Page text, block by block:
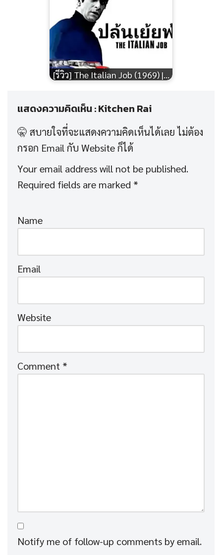
[รีวิว] The Italian Job (1969) |…
แสดงความคิดเห็น : Kitchen Rai
Your email address will not be published.
Required fields are marked *
Name
Email
Website
Comment *
Notify me of follow-up comments by email.